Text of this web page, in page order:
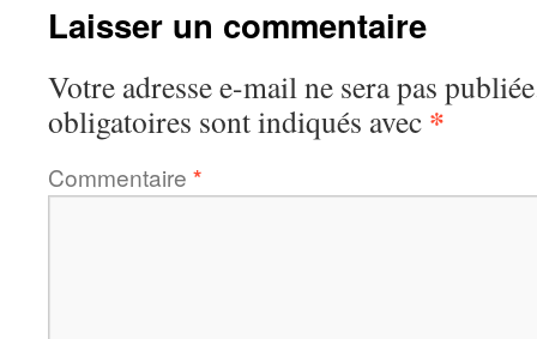
Laisser un commentaire
Votre adresse e-mail ne sera pas
obligatoires sont indiqués avec *
Commentaire *